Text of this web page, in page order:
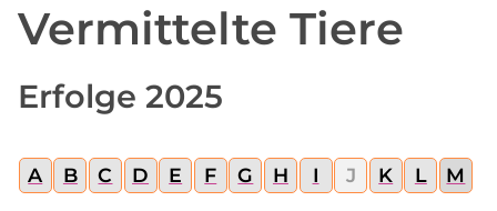
Vermittelte Tiere
Erfolge 2025
A B C D E F G H I J K L M